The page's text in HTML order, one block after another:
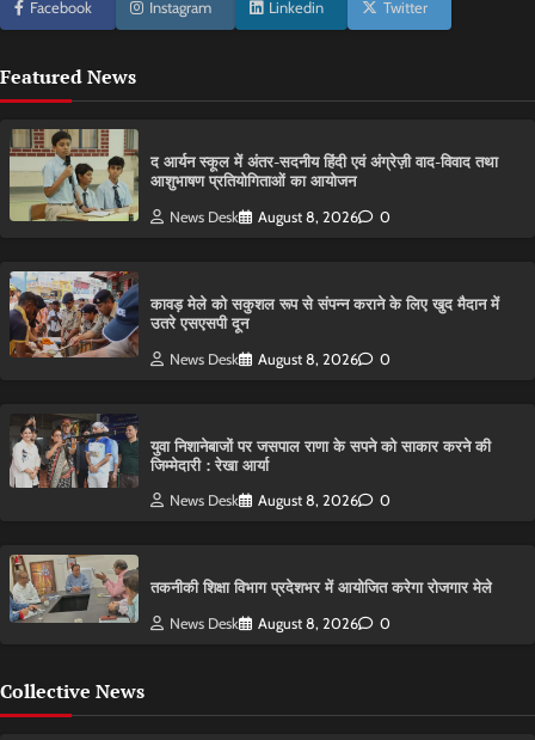
Facebook Instagram Linkedin Twitter
Featured News
द आर्यन स्कूल में अंतर-सदनीय हिंदी एवं अंग्रेज़ी वाद-विवाद तथा
आशुभाषण प्रतियोगिताओं का आयोजन
News Desk August 8, 2026 0
कावड़ मेले को सकुशल रूप से संपन्न कराने के लिए खुद मैदान में
उतरे एसएसपी दून
News Desk August 8, 2026 0
युवा निशानेबाजों पर जसपाल राणा के सपने को साकार करने की
जिम्मेदारी : रेखा आर्या
News Desk August 8, 2026 0
तकनीकी शिक्षा विभाग प्रदेशभर में आयोजित करेगा रोजगार मेले
News Desk August 8, 2026 0
Collective News